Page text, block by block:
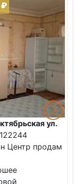
₽
ул.
Центр продам